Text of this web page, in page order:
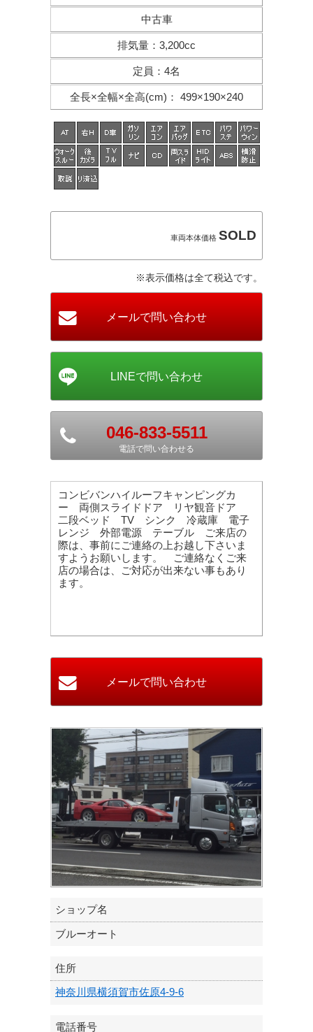
中古車
排気量 ： 3,200cc
定員 ： 4名
全長×全幅×全高(cm) ： 499×190×240
車両本体価格 SOLD
※表示価格は全て税込です。
046-833-5511
電話で問い合わせる
コンビバンハイルーフキャンピングカ
ー 両側スライドドア リヤ観音ドア
二段ベッド TV シンク 冷蔵庫 電子
レンジ 外部電源 テーブル ご来店の
際は、事前にご連絡の上お越し下さいま
すようお願いします。 ご連絡なくご来
店の場合は、ご対応が出来ない事もあり
ます。
ショップ名
ブルーオート
住所
神奈川県横須賀市佐原4-9-6
電話番号